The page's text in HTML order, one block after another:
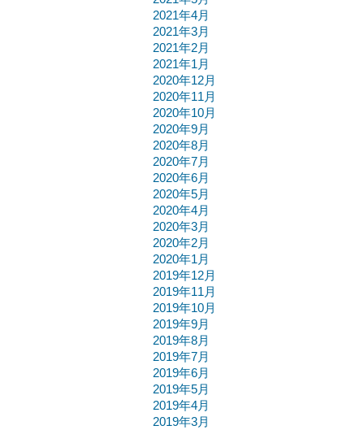
2021年4月
2021年3月
2021年2月
2021年1月
2020年12月
2020年11月
2020年10月
2020年9月
2020年8月
2020年7月
2020年6月
2020年5月
2020年4月
2020年3月
2020年2月
2020年1月
2019年12月
2019年11月
2019年10月
2019年9月
2019年8月
2019年7月
2019年6月
2019年5月
2019年4月
2019年3月